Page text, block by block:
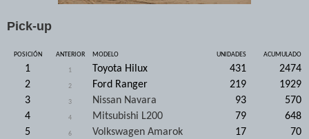
Pick-up
POSICIÓN ANTERIOR MODELO UNIDADES ACUMULADO
1 1 Toyota Hilux 431
2474
2
2 Ford Ranger 219
1929
3
3 Nissan Navara 93
570
4
4 Mitsubishi L200 79
648
5
6 Volkswagen Amarok 17
70